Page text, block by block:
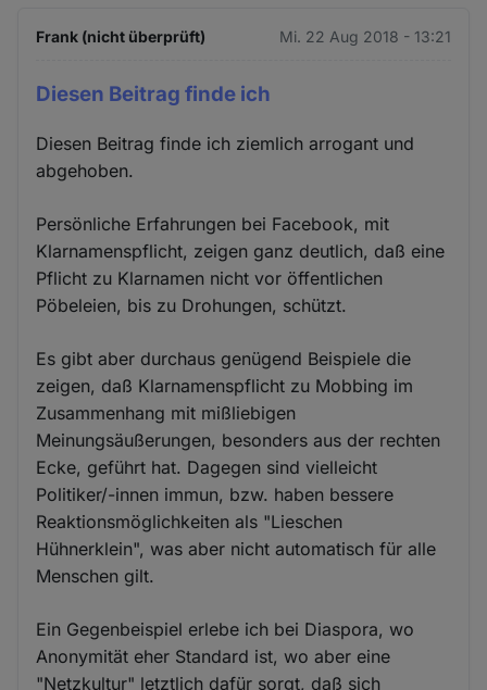
Frank (nicht überprüft) Mi. 22 Aug 2018 - 13:21
Diesen Beitrag finde ich
Diesen Beitrag finde ich ziemlich arrogant und
abgehoben.
Persönliche Erfahrungen bei Facebook, mit
Klarnamenspflicht, zeigen ganz deutlich, daß eine
Pflicht zu Klarnamen nicht vor öffentlichen
Pöbeleien, bis zu Drohungen, schützt.
Es gibt aber durchaus genügend Beispiele die
zeigen, daß Klarnamenspflicht zu Mobbing im
Zusammenhang mit mißliebigen
Meinungsäußerungen, besonders aus der rechten
Ecke, geführt hat. Dagegen sind vielleicht
Politiker/-innen immun, bzw. haben bessere
Reaktionsmöglichkeiten als "Lieschen
Hühnerklein", was aber nicht automatisch für alle
Menschen gilt.
Ein Gegenbeispiel erlebe ich bei Diaspora, wo
Anonymität eher Standard ist, wo aber eine
"Netzkultur" letztlich dafür sorgt, daß sich